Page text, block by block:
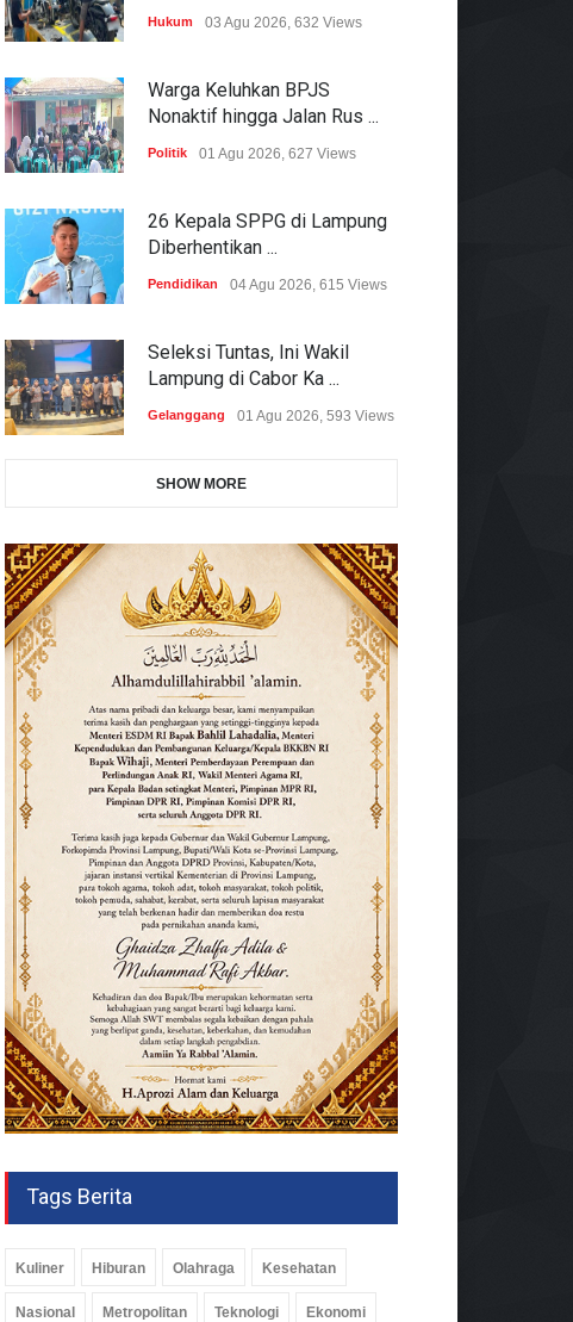
Hukum 03 Agu 2026, 632 Views
Warga Keluhkan BPJS
Nonaktif hingga Jalan Rus ...
Politik 01 Agu 2026, 627 Views
26 Kepala SPPG di Lampung
Diberhentikan ...
Pendidikan 04 Agu 2026, 615 Views
Seleksi Tuntas, Ini Wakil
Lampung di Cabor Ka ...
Gelanggang 01 Agu 2026, 593 Views
SHOW MORE
Tags Berita
Kuliner Hiburan Olahraga Kesehatan
Nasional Metropolitan Teknologi Ekonomi